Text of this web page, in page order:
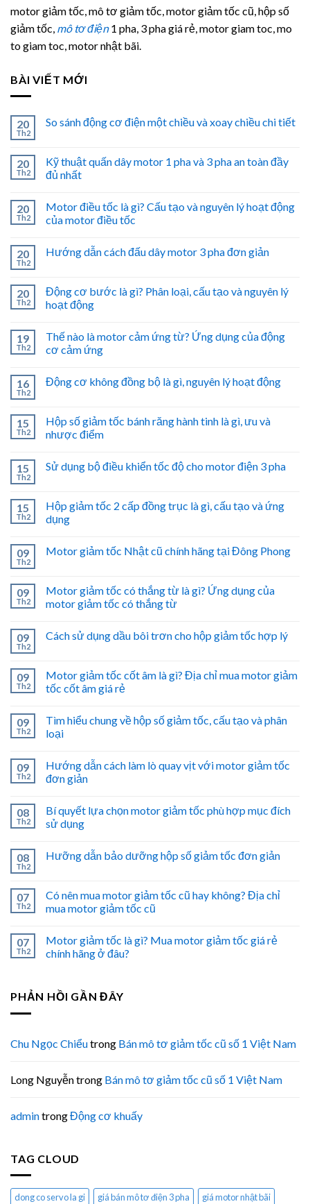
motor giảm tốc, mô tơ giảm tốc, motor giảm tốc cũ, hộp số
giảm tốc, mô tơ điện1 pha, 3 pha giá rẻ, motor giam toc, mo
to giam toc, motor nhật bãi.
BÀI VIẾT MỚI
20
Th2
So sánh động cơ điện một chiều và xoay chiều chi tiết
20
Th2
Kỹ thuật quấn dây motor 1 pha và 3 pha an toàn đầy
đủ nhất
20
Th2
Motor điều tốc là gì? Cấu tạo và nguyên lý hoạt động
của motor điều tốc
20
Th2
Hướng dẫn cách đấu dây motor 3 pha đơn giản
20
Th2
Động cơ bước là gì? Phân loại, cấu tạo và nguyên lý
hoạt động
19
Th2
Thế nào là motor cảm ứng từ? Ứng dụng của động
cơ cảm ứng
16
Th2
Động cơ không đồng bộ là gì, nguyên lý hoạt động
15
Th2
Hộp số giảm tốc bánh răng hành tinh là gì, ưu và
nhược điểm
15
Th2
Sử dụng bộ điều khiển tốc độ cho motor điện 3 pha
15
Th2
Hộp giảm tốc 2 cấp đồng trục là gì, cấu tạo và ứng
dụng
09
Th2
Motor giảm tốc Nhật cũ chính hãng tại Đông Phong
09
Th2
Motor giảm tốc có thắng từ là gì? Ứng dụng của
motor giảm tốc có thắng từ
09
Th2
Cách sử dụng dầu bôi trơn cho hộp giảm tốc hợp lý
09
Th2
Motor giảm tốc cốt âm là gì? Địa chỉ mua motor giảm
tốc cốt âm giá rẻ
09
Th2
Tìm hiểu chung về hộp số giảm tốc, cấu tạo và phân
loại
09
Th2
Hướng dẫn cách làm lò quay vịt với motor giảm tốc
đơn giản
08
Th2
Bí quyết lựa chọn motor giảm tốc phù hợp mục đích
sử dụng
08
Th2
Hưỡng dẫn bảo dưỡng hộp số giảm tốc đơn giản
07
Th2
Có nên mua motor giảm tốc cũ hay không? Địa chỉ
mua motor giảm tốc cũ
07
Th2
Motor giảm tốc là gì? Mua motor giảm tốc giá rẻ
chính hãng ở đâu?
PHẢN HỒI GẦN ĐÂY
Chu Ngọc Chiểutrong Bán mô tơ giảm tốc cũ số 1 Việt Nam
Long Nguyễntrong Bán mô tơ giảm tốc cũ số 1 Việt Nam
admintrongĐộng cơ khuấy
TAG CLOUD
dong co servo la gi giá bán mô tơ điện 3 pha
giá motor nhật bãi